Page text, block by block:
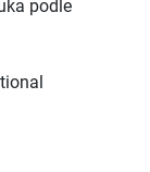
podle